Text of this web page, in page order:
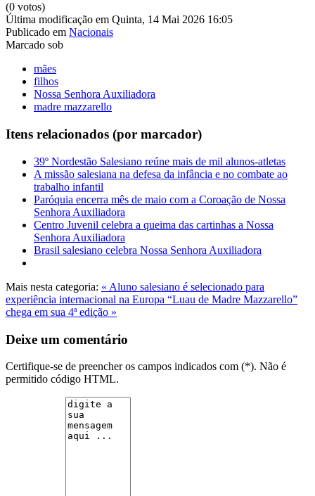
(0 votos)
Última modificação em Quinta, 14 Mai 2026 16:05
Publicado em Nacionais
Marcado sob
mães
filhos
Nossa Senhora Auxiliadora
madre mazzarello
Itens relacionados (por marcador)
39º Nordestão Salesiano reúne mais de mil alunos-atletas
A missão salesiana na defesa da infância e no combate ao
trabalho infantil
Paróquia encerra mês de maio com a Coroação de Nossa
Senhora Auxiliadora
Centro Juvenil celebra a queima das cartinhas a Nossa
Senhora Auxiliadora
Brasil salesiano celebra Nossa Senhora Auxiliadora
Mais nesta categoria: « Aluno salesiano é selecionado para
experiência internacional na Europa “Luau de Madre Mazzarello”
chega em sua 4ª edição »
Deixe um comentário
Certifique-se de preencher os campos indicados com (*). Não é
permitido código HTML.